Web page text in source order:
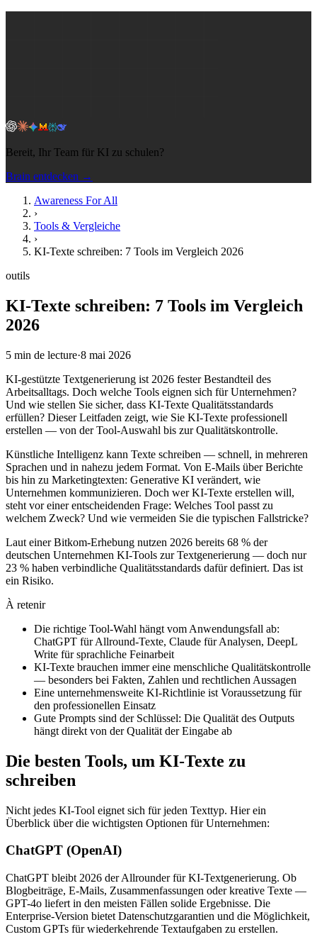
Bereit, Ihr Team für KI zu schulen?
Brain entdecken →
Awareness For All
›
Tools & Vergleiche
›
KI-Texte schreiben: 7 Tools im Vergleich 2026
outils
KI-Texte schreiben: 7 Tools im Vergleich
2026
5 min de lecture·8 mai 2026
KI-gestützte Textgenerierung ist 2026 fester Bestandteil des
Arbeitsalltags. Doch welche Tools eignen sich für Unternehmen?
Und wie stellen Sie sicher, dass KI-Texte Qualitätsstandards
erfüllen? Dieser Leitfaden zeigt, wie Sie KI-Texte professionell
erstellen — von der Tool-Auswahl bis zur Qualitätskontrolle.
Künstliche Intelligenz kann Texte schreiben — schnell, in mehreren
Sprachen und in nahezu jedem Format. Von E-Mails über Berichte
bis hin zu Marketingtexten: Generative KI verändert, wie
Unternehmen kommunizieren. Doch wer KI-Texte erstellen will,
steht vor einer entscheidenden Frage: Welches Tool passt zu
welchem Zweck? Und wie vermeiden Sie die typischen Fallstricke?
Laut einer Bitkom-Erhebung nutzen 2026 bereits 68 % der
deutschen Unternehmen KI-Tools zur Textgenerierung — doch nur
23 % haben verbindliche Qualitätsstandards dafür definiert. Das ist
ein Risiko.
À retenir
Die richtige Tool-Wahl hängt vom Anwendungsfall ab:
ChatGPT für Allround-Texte, Claude für Analysen, DeepL
Write für sprachliche Feinarbeit
KI-Texte brauchen immer eine menschliche Qualitätskontrolle
— besonders bei Fakten, Zahlen und rechtlichen Aussagen
Eine unternehmensweite KI-Richtlinie ist Voraussetzung für
den professionellen Einsatz
Gute Prompts sind der Schlüssel: Die Qualität des Outputs
hängt direkt von der Qualität der Eingabe ab
Die besten Tools, um KI-Texte zu
schreiben
Nicht jedes KI-Tool eignet sich für jeden Texttyp. Hier ein
Überblick über die wichtigsten Optionen für Unternehmen:
ChatGPT (OpenAI)
ChatGPT bleibt 2026 der Allrounder für KI-Textgenerierung. Ob
Blogbeiträge, E-Mails, Zusammenfassungen oder kreative Texte —
GPT-4o liefert in den meisten Fällen solide Ergebnisse. Die
Enterprise-Version bietet Datenschutzgarantien und die Möglichkeit,
Custom GPTs für wiederkehrende Textaufgaben zu erstellen.